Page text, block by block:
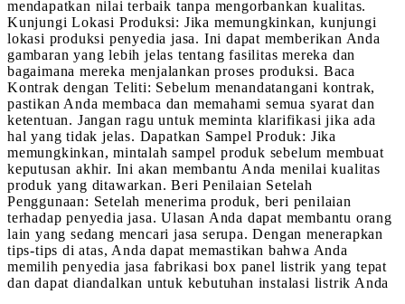
mendapatkan nilai terbaik tanpa mengorbankan kualitas.
Kunjungi Lokasi Produksi: Jika memungkinkan, kunjungi
lokasi produksi penyedia jasa. Ini dapat memberikan Anda
gambaran yang lebih jelas tentang fasilitas mereka dan
bagaimana mereka menjalankan proses produksi. Baca
Kontrak dengan Teliti: Sebelum menandatangani kontrak,
pastikan Anda membaca dan memahami semua syarat dan
ketentuan. Jangan ragu untuk meminta klarifikasi jika ada
hal yang tidak jelas. Dapatkan Sampel Produk: Jika
memungkinkan, mintalah sampel produk sebelum membuat
keputusan akhir. Ini akan membantu Anda menilai kualitas
produk yang ditawarkan. Beri Penilaian Setelah
Penggunaan: Setelah menerima produk, beri penilaian
terhadap penyedia jasa. Ulasan Anda dapat membantu orang
lain yang sedang mencari jasa serupa. Dengan menerapkan
tips-tips di atas, Anda dapat memastikan bahwa Anda
memilih penyedia jasa fabrikasi box panel listrik yang tepat
dan dapat diandalkan untuk kebutuhan instalasi listrik Anda